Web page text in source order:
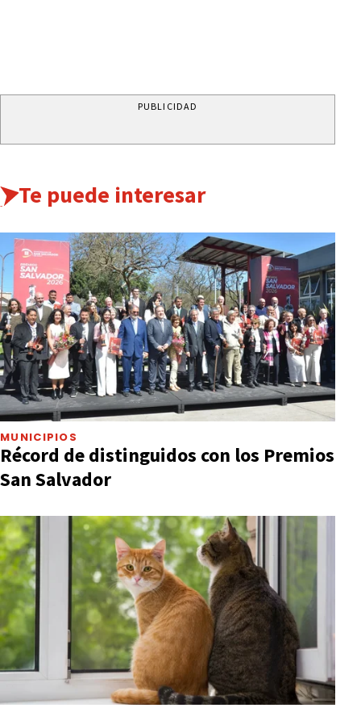
PUBLICIDAD
Te puede interesar
MUNICIPIOS
Récord de distinguidos con los Premios
San Salvador